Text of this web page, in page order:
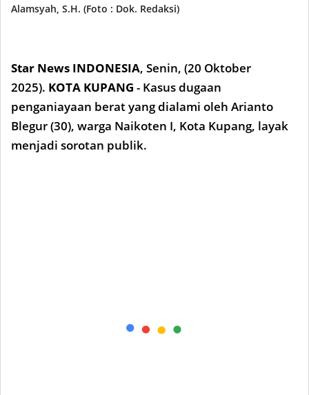
Alamsyah, S.H. (Foto : Dok. Redaksi)
Star News INDONESIA, Senin, (20 Oktober
2025). KOTA KUPANG - Kasus dugaan
penganiayaan berat yang dialami oleh Arianto
Blegur (30), warga Naikoten I, Kota Kupang, layak
menjadi sorotan publik.